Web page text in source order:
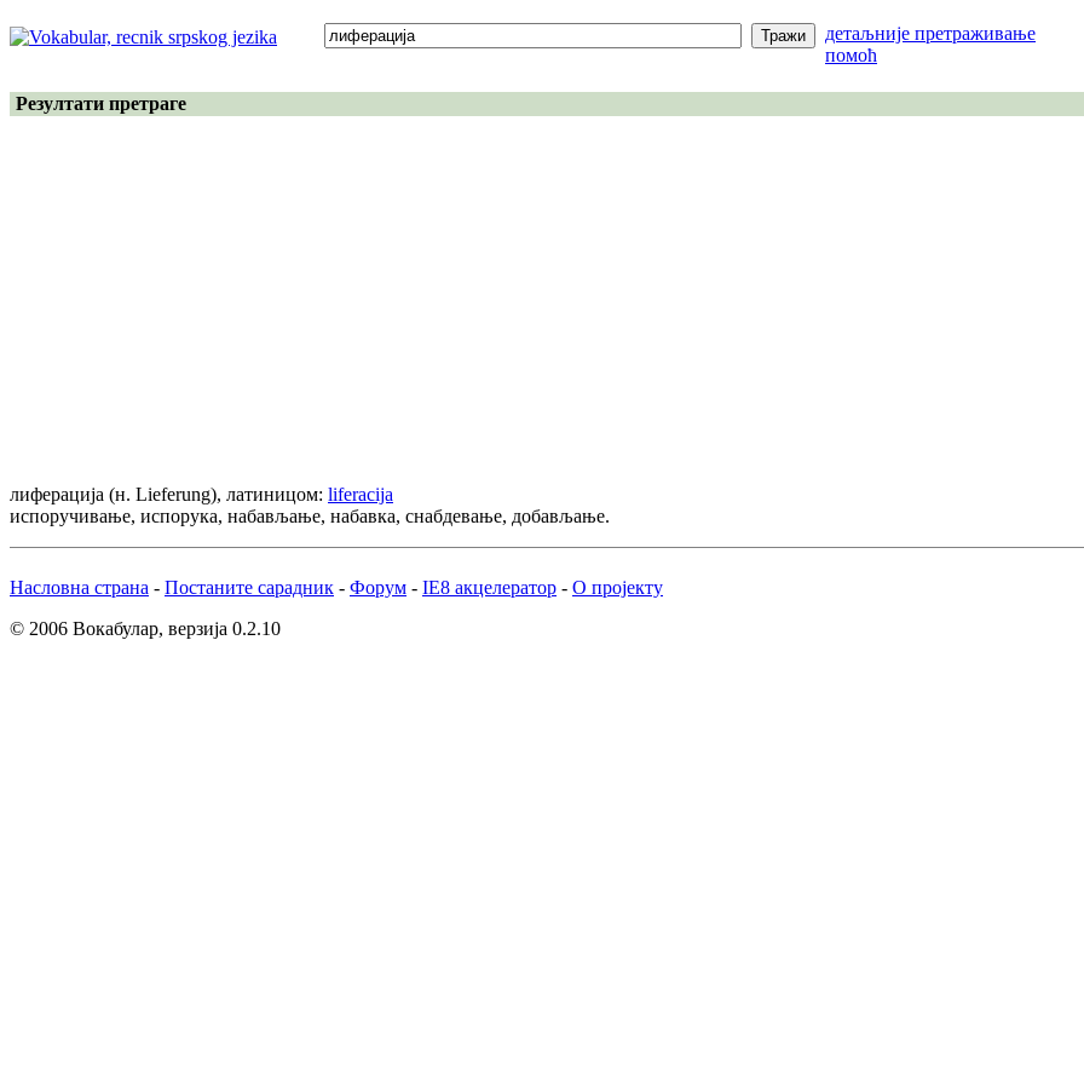
детаљније претраживање
помоћ
Резултати претраге
лиферација (н. Lieferung), латиницом: liferacija
испоручивање, испорука, набављање, набавка, снабдевање, добављање.
Насловна страна - Постаните сарадник - Форум - IE8 акцелератор - О пројекту
© 2006 Вокабулар, верзија 0.2.10